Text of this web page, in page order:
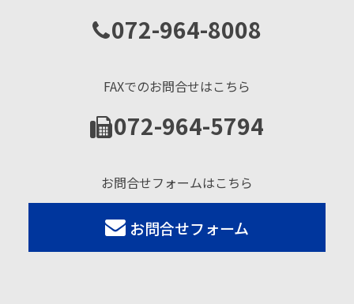
072-964-8008
FAXでのお問合せはこちら
072-964-5794
お問合せフォームはこちら
お問合せフォーム